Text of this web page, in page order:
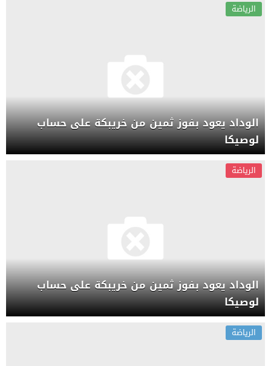
الرياضة
الوداد يعود بفوز ثمين من خريبكة على حساب
لوصيكا
الرياضة
الوداد يعود بفوز ثمين من خريبكة على حساب
لوصيكا
الرياضة